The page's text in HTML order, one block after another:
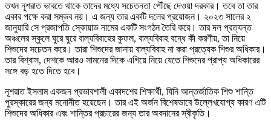
তখন নূশরাত ভাবতে থাকে তাদের মধ্যে সচেতনতা পৌঁছে দেওয়া দরকার। তবে তা তার
একার পক্ষে করা সম্ভব নয়। এ জন্য তার একটি দলের প্রয়োজন। ২০২৩ সালের ২
জানুয়ারি সে প্রজাপতি স্কোয়াড নামের একটি সংগঠন তৈরি করে। তার দল প্রত্যন্ত
অঞ্চলের স্কুলে ঘুরে ঘুরে বাল্যবিবাহের কুফল, বাল্যবিবাহ বন্ধে কী করণীয়, তা নিয়ে
শিশুদের সচেতন করে। তারা শিশুদের জানায় বাল্যবিবাহ না করা প্রত্যেক শিশুর অধিকার।
তার বিশ্বাস, দেশকে আরও সামনের দিকে এগিয়ে নিয়ে যেতে শিশুদের প্রাপ্য অধিকারের
সঙ্গে বড় হতে দিতে হবে।
নূশরাত ইসলাম একজন প্রভাবশালী একাদশের শিক্ষার্থী, যিনি আন্তর্জাতিক শিশু শান্তি
পুরস্কারের জন্য মনোনীত হয়েছেন। তার এই অর্জন বিশেষভাবে উল্লেখযোগ্য কারণ এটি
শিশুদের অধিকার এবং শান্তির প্রচারের জন্য তার অবদানের স্বীকৃতি।